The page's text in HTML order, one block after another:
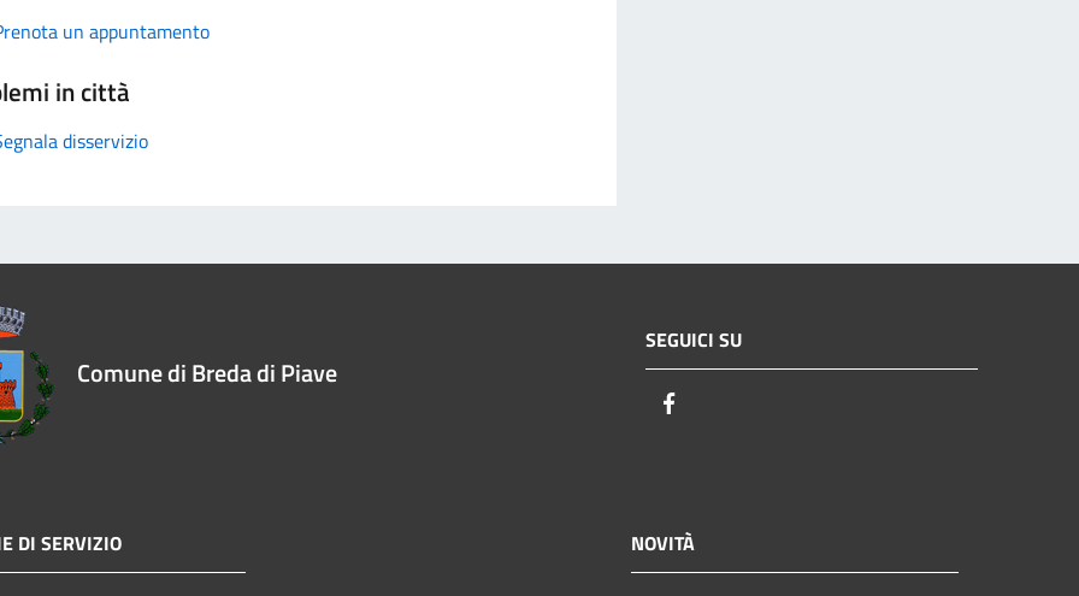
un appuntamento
in città
disservizio
Comune di Breda di Piave
SEGUICI SU
DI SERVIZIO NOVITÀ